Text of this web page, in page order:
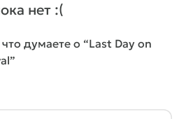
нет :(
думаете о “Last Day on